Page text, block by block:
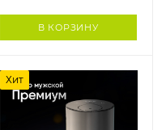
В КОРЗИНУ
Хит